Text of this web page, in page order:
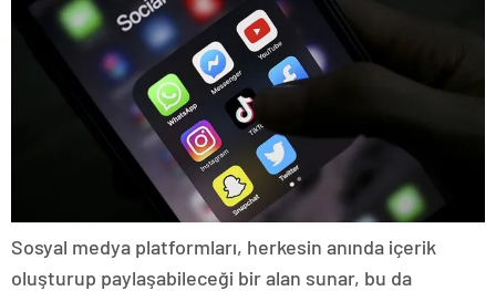
Sosyal medya platformları, herkesin anında içerik
oluşturup paylaşabileceği bir alan sunar, bu da